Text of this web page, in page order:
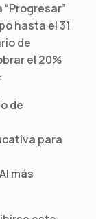
hasta el 31
de
el 20%
de
para
más